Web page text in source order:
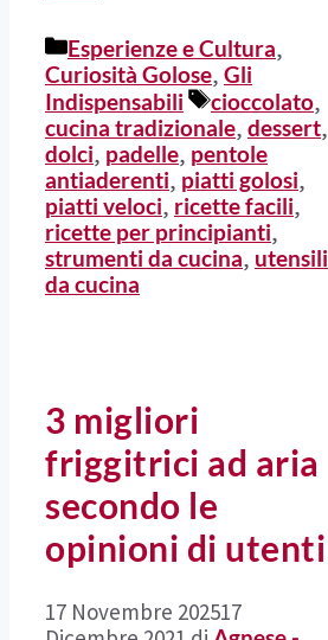
Categorie
Esperienze e Cultura,
Curiosità Golose, Gli
Indispensabili
Tag
cioccolato,
cucina tradizionale, dessert,
dolci, padelle, pentole
antiaderenti, piatti golosi,
piatti veloci, ricette facili,
ricette per principianti,
strumenti da cucina, utensili
da cucina
3 migliori
friggitrici ad aria
secondo le
opinioni di utenti
17 Novembre 202517